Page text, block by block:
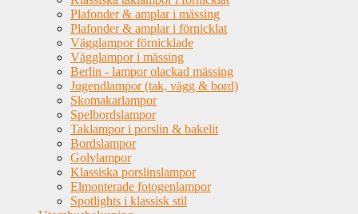
Plafonder & amplar i mässing
Plafonder & amplar i förnicklat
Vägglampor förnicklade
Vägglampor i mässing
Berlin - lampor olackad mässing
Jugendlampor (tak, vägg & bord)
Skomakarlampor
Spelbordslampor
Taklampor i porslin & bakelit
Bordslampor
Golvlampor
Klassiska porslinslampor
Elmonterade fotogenlampor
Spotlights i klassisk stil